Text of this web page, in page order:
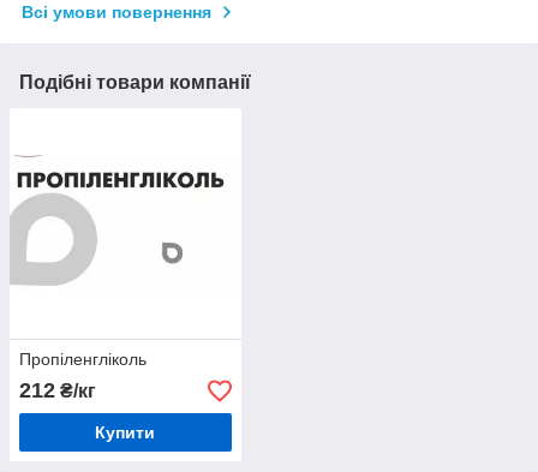
Всі умови повернення
Подібні товари компанії
Пропіленгліколь
212 ₴/кг
Купити